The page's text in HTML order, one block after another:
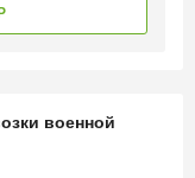
военной